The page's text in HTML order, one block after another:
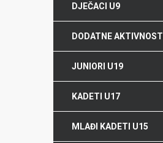
DJEČACI U9
DODATNE AKTIVNOSTI
JUNIORI U19
KADETI U17
MLAĐI KADETI U15